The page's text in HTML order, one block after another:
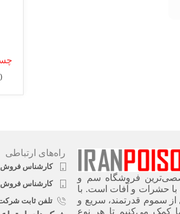
فروشگاه سم و
با حشرات و آفات است. با
سموم قدرتمند، سریع‌ و
کمک می‌کنیم تا هر نوع
راه‌های ارتباطی
کارشناس فروش ۱: 09109107280
کارشناس فروش ۲:
تلفن ثابت شرکت: